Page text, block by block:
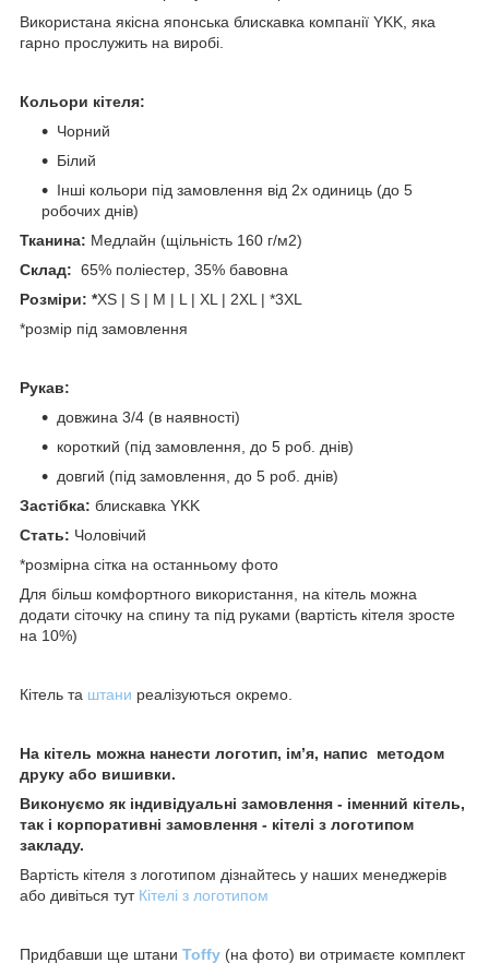
Використана якісна японська блискавка компанії YKK, яка
гарно прослужить на виробі.
Кольори кітеля:
Чорний
Білий
Інші кольори під замовлення від 2х одиниць (до 5
робочих днів)
Тканина: Медлайн (щільність 160 г/м2)
Склад: 65% поліестер, 35% бавовна
Розміри: *XS | S | M | L | XL | 2XL | *3XL
*розмір під замовлення
Рукав:
довжина 3/4 (в наявності)
короткий (під замовлення, до 5 роб. днів)
довгий (під замовлення, до 5 роб. днів)
Застібка: блискавка YKK
Стать: Чоловічий
*розмірна сітка на останньому фото
Для більш комфортного використання, на кітель можна
додати сіточку на спину та під руками (вартість кітеля зросте
на 10%)
Кітель та штани реалізуються окремо.
На кітель можна нанести логотип, ім’я, напис методом
друку або вишивки.
Виконуємо як індивідуальні замовлення - іменний кітель,
так і корпоративні замовлення - кітелі з логотипом
закладу.
Вартість кітеля з логотипом дізнайтесь у наших менеджерів
або дивіться тут Кітелі з логотипом
Придбавши ще штани Toffy (на фото) ви отримаєте комплект